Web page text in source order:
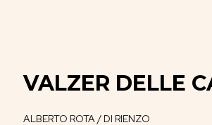
VALZER DELLE
ALBERTO ROTA / DI RIENZO